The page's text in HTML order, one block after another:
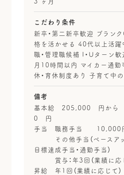
こだわり条件
新卒・第二新卒歓迎 ブラン
格を活かせる 40代以上活躍
職・管理職候補 I・Uターン歓
月10時間以内 マイカー通勤
休・育休制度あり 子育て中
備考
基本給 205,000 円から
0 円
手当 職務手当 10,000
その他手当（ベースアッ
目標達成手当・通勤手当）
賞与：年3回（業績に応
昇給 年1回（業績に応じて）